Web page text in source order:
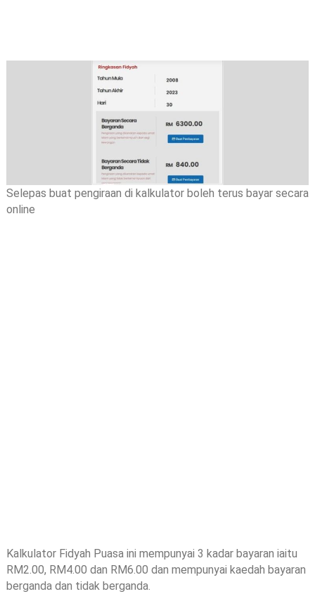
Selepas buat pengiraan di kalkulator boleh terus bayar secara
online
Kalkulator Fidyah Puasa ini mempunyai 3 kadar bayaran iaitu
RM2.00, RM4.00 dan RM6.00 dan mempunyai kaedah bayaran
berganda dan tidak berganda.